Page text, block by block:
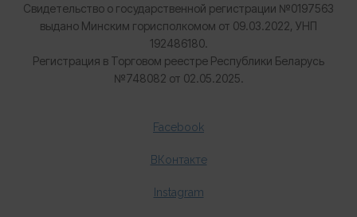
Свидетельство о государственной регистрации №0197563
выдано Минским горисполкомом от 09.03.2022, УНП
192486180.
Регистрация в Торговом реестре Республики Беларусь
№748082 от 02.05.2025.
Facebook
ВКонтакте
Instagram